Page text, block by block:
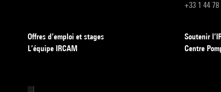
+33 1 44 78
Offres d’emploi et stages
L’équipe IRCAM
Soutenir
Centre